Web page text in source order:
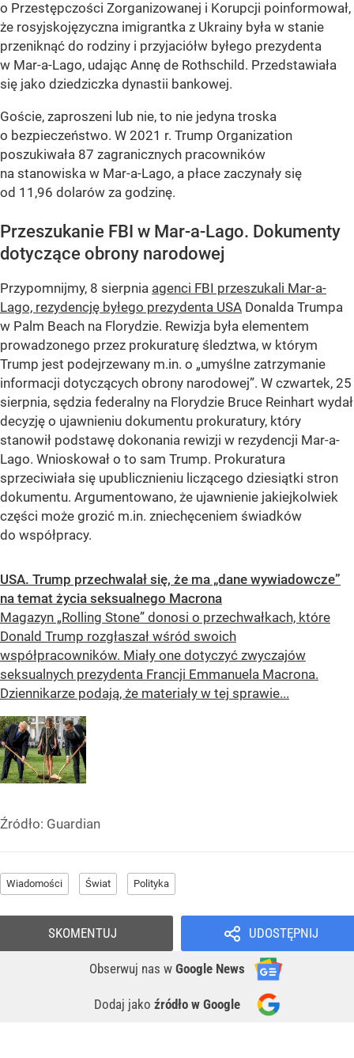
o Przestępczości Zorganizowanej i Korupcji poinformował,
że rosyjskojęzyczna imigrantka z Ukrainy była w stanie
przeniknąć do rodziny i przyjaciółw byłego prezydenta
w Mar-a-Lago, udając Annę de Rothschild. Przedstawiała
się jako dziedziczka dynastii bankowej.
Goście, zaproszeni lub nie, to nie jedyna troska
o bezpieczeństwo. W 2021 r. Trump Organization
poszukiwała 87 zagranicznych pracowników
na stanowiska w Mar-a-Lago, a płace zaczynały się
od 11,96 dolarów za godzinę.
Przeszukanie FBI w Mar-a-Lago. Dokumenty
dotyczące obrony narodowej
Przypomnijmy, 8 sierpnia agenci FBI przeszukali Mar-a-
Lago, rezydencję byłego prezydenta USA Donalda Trumpa
w Palm Beach na Florydzie. Rewizja była elementem
prowadzonego przez prokuraturę śledztwa, w którym
Trump jest podejrzewany m.in. o „umyślne zatrzymanie
informacji dotyczących obrony narodowej”. W czwartek, 25
sierpnia, sędzia federalny na Florydzie Bruce Reinhart wydał
decyzję o ujawnieniu dokumentu prokuratury, który
stanowił podstawę dokonania rewizji w rezydencji Mar-a-
Lago. Wnioskował o to sam Trump. Prokuratura
sprzeciwiała się upublicznieniu liczącego dziesiątki stron
dokumentu. Argumentowano, że ujawnienie jakiejkolwiek
części może grozić m.in. zniechęceniem świadków
do współpracy.
USA. Trump przechwalał się, że ma „dane wywiadowcze”
na temat życia seksualnego Macrona
Magazyn „Rolling Stone” donosi o przechwałkach, które
Donald Trump rozgłaszał wśród swoich
współpracowników. Miały one dotyczyć zwyczajów
seksualnych prezydenta Francji Emmanuela Macrona.
Dziennikarze podają, że materiały w tej sprawie...
Źródło: Guardian
Wiadomości Świat Polityka
UDOSTĘPNIJ
Obserwuj nas w Google News
Dodaj jako źródło w Google
SKOMENTUJ